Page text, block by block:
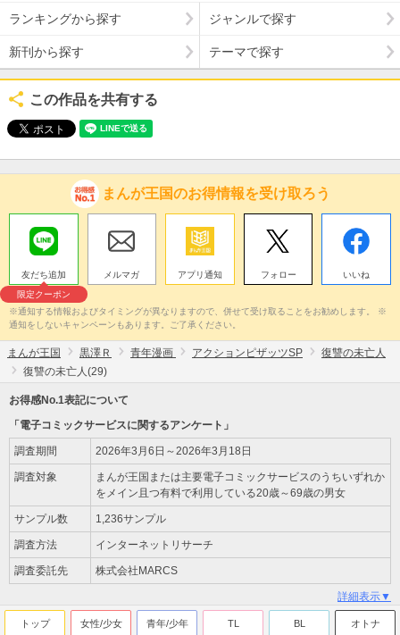
ランキングから探す ジャンルで探す
新刊から探す テーマで探す
この作品を共有する
まんが王国のお得情報を受け取ろう
友だち追加
限定クーポン
メルマガ アプリ通知 フォロー いいね
※通知する情報およびタイミングが異なりますので、併せて受け取ることをお勧めします。 ※
通知をしないキャンペーンもあります。ご了承ください。
まんが王国 黒澤Ｒ 青年漫画 アクションピザッツSP
復讐の未亡人
復讐の未亡人(29)
お得感No.1表記について
「電子コミックサービスに関するアンケート」
調査期間 2026年3月6日～2026年3月18日
調査対象
まんが王国または主要電子コミックサービスのうちいずれか
をメイン且つ有料で利用している20歳～69歳の男女
サンプル数 1,236サンプル
調査方法 インターネットリサーチ
調査委託先 株式会社MARCS
詳細表示▼
トップ 女性/少女 青年/少年 TL BL オトナ